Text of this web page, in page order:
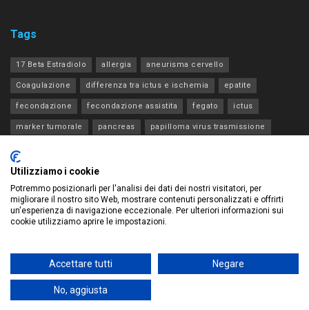
Tags
17 Beta Estradiolo allergia aneurisma cervello
Coagulazione differenza tra ictus e ischemia epatite
fecondazione fecondazione assistita fegato ictus
marker tumorale pancreas papilloma virus trasmissione
transaminasi
© 2023 Development byWe Blink DesignQuesto sito contribuisce
all'audience di Gruppo Redi
Utilizziamo i cookie
Potremmo posizionarli per l'analisi dei dati dei nostri visitatori, per
migliorare il nostro sito Web, mostrare contenuti personalizzati e offrirti
un'esperienza di navigazione eccezionale. Per ulteriori informazioni sui
cookie utilizziamo aprire le impostazioni.
Accettare tutti Negare
No, aggiusta